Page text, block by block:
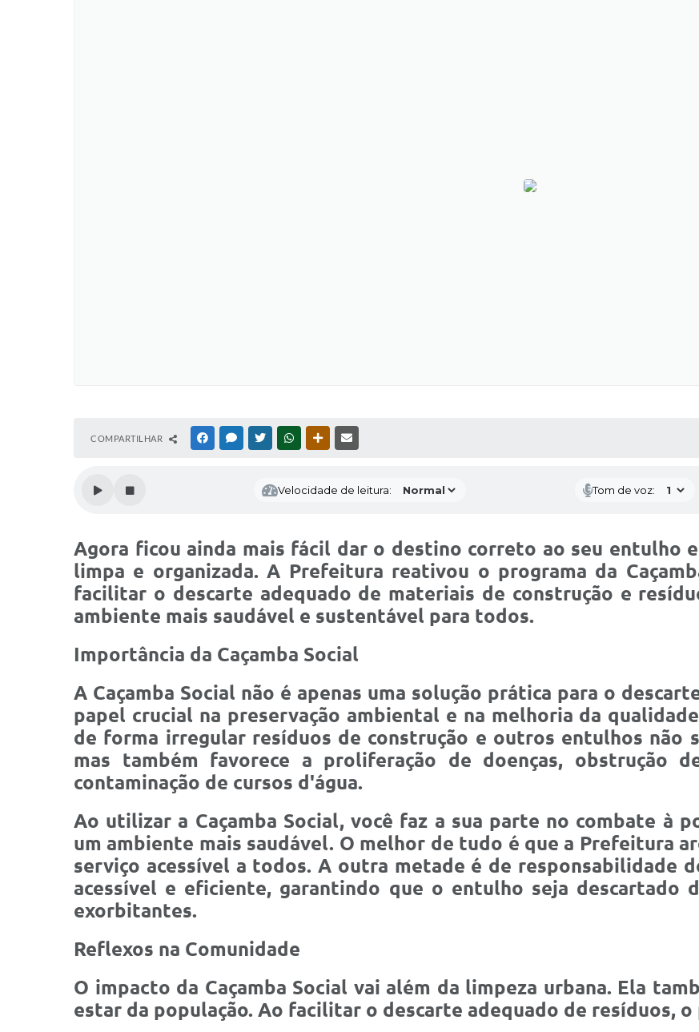
COMPARTILHAR FACEBOOKMESSENGER
TWITTERWHATSAPPOUTRAS MÍDIAS
Velocidade de leitura: Tom de voz:
Agora ficou ainda mais fácil dar o destino correto ao seu entulho
limpa e organizada. A Prefeitura reativou o programa da
facilitar o descarte adequado de materiais de construção e
ambiente mais saudável e sustentável para todos.
Importância da Caçamba Social
A Caçamba Social não é apenas uma solução prática para o
papel crucial na preservação ambiental e na melhoria da
de forma irregular resíduos de construção e outros entulhos não
mas também favorece a proliferação de doenças, obstrução
contaminação de cursos d'água.
Ao utilizar a Caçamba Social, você faz a sua parte no combate à
um ambiente mais saudável. O melhor de tudo é que a Prefeitura
serviço acessível a todos. A outra metade é de responsabilidade
acessível e eficiente, garantindo que o entulho seja descartado
exorbitantes.
Reflexos na Comunidade
O impacto da Caçamba Social vai além da limpeza urbana. Ela
estar da população. Ao facilitar o descarte adequado de resíduos,